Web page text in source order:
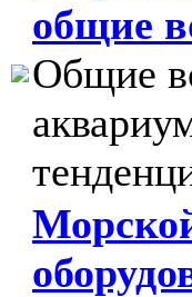
общие
Общие